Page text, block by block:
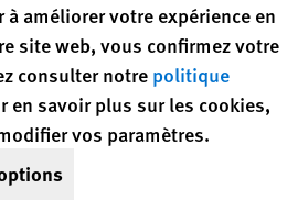
de soutien à laquelle
de Toronto qui avaient des
un modèle médicalisé au sens
des hôpitaux où les pratiques
courante.[37]De nombreuses
psychosociaux, ainsi que des
psychosociale progressistes,
améliorer votre expérience en
site web, vous confirmez votre
consulter notre politique
en savoir plus sur les cookies,
vos paramètres.